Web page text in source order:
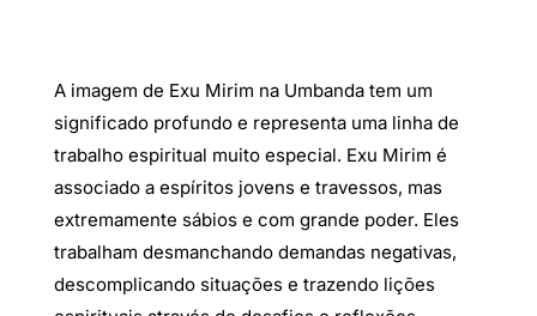
A imagem de Exu Mirim na Umbanda tem um
significado profundo e representa uma linha de
trabalho espiritual muito especial. Exu Mirim é
associado a espíritos jovens e travessos, mas
extremamente sábios e com grande poder. Eles
trabalham desmanchando demandas negativas,
descomplicando situações e trazendo lições